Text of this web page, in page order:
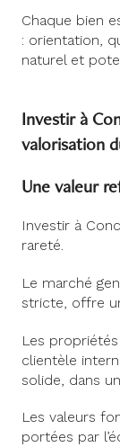
Chaque bien
: orientation,
naturel et
Investir à
valorisation
Une valeur
Investir à
rareté.
Le marché
stricte, offre
Les
clientèle
solide, dans
Les valeurs
portées par